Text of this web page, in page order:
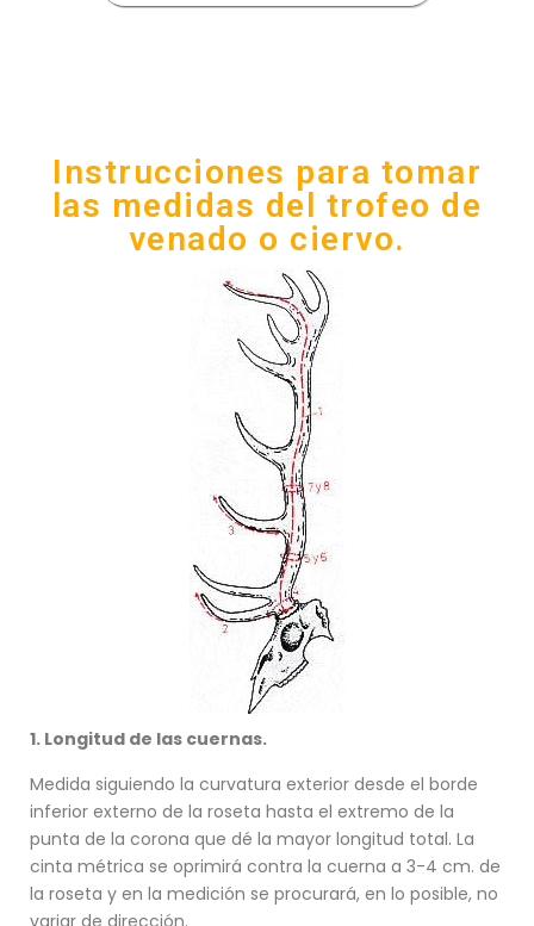
Instrucciones para tomar
las medidas del trofeo de
venado o ciervo.
1. Longitud de las cuernas.
Medida siguiendo la curvatura exterior desde el borde
inferior externo de la roseta hasta el extremo de la
punta de la corona que dé la mayor longitud total. La
cinta métrica se oprimirá contra la cuerna a 3-4 cm. de
la roseta y en la medición se procurará, en lo posible, no
variar de dirección.